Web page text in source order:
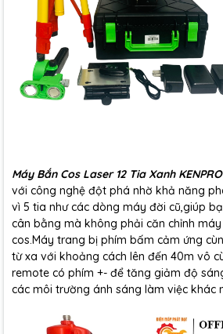
Máy Bắn Cos Laser 12 Tia Xanh KENPRO
với công nghệ đột phá nhờ khả năng
vì 5 tia như các dòng máy đời cũ,giúp
cân bằng mà không phải căn chỉnh
cos.Máy trang bị phím bấm cảm ứng
từ xa với khoảng cách lên đến 40m vô
remote có phím +- để tăng giảm độ
các môi trường ánh sáng làm việc khác